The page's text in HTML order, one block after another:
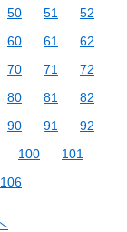
50 51
52
60 61
62
70 71
72
80 81
82
90 91
92
100
101
106